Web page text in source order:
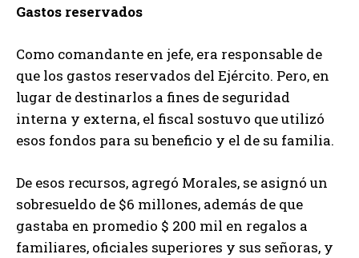
Gastos reservados
Como comandante en jefe, era responsable de
que los gastos reservados del Ejército. Pero, en
lugar de destinarlos a fines de seguridad
interna y externa, el fiscal sostuvo que utilizó
esos fondos para su beneficio y el de su familia.
De esos recursos, agregó Morales, se asignó un
sobresueldo de $6 millones, además de que
gastaba en promedio $ 200 mil en regalos a
familiares, oficiales superiores y sus señoras, y